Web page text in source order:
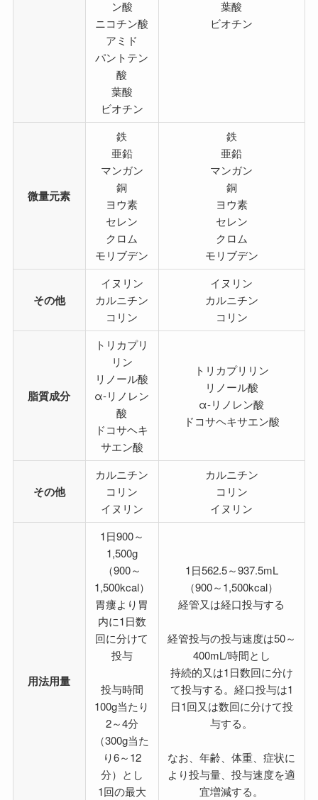
ン酸
ニコチン酸
アミド
パントテン
酸
葉酸
ビオチン
葉酸
ビオチン
微量元素
鉄
亜鉛
マンガン
銅
ヨウ素
セレン
クロム
モリブデン
鉄
亜鉛
マンガン
銅
ヨウ素
セレン
クロム
モリブデン
その他
イヌリン
カルニチン
コリン
イヌリン
カルニチン
コリン
脂質成分
トリカプリ
リン
リノール酸
α-リノレン
酸
ドコサヘキ
サエン酸
トリカプリリン
リノール酸
α-リノレン酸
ドコサヘキサエン酸
その他
カルニチン
コリン
イヌリン
カルニチン
コリン
イヌリン
用法用量
1日900～
1,500g
（900～
1,500kcal）
胃瘻より胃
内に1日数
回に分けて
投与
投与時間
100g当たり
2～4分
（300g当た
り6～12
分）とし
1回の最大
1日562.5～937.5mL
（900～1,500kcal）
経管又は経口投与する
経管投与の投与速度は50～
400mL/時間とし
持続的又は1日数回に分け
て投与する。経口投与は1
日1回又は数回に分けて投
与する。
なお、年齢、体重、症状に
より投与量、投与速度を適
宜増減する。